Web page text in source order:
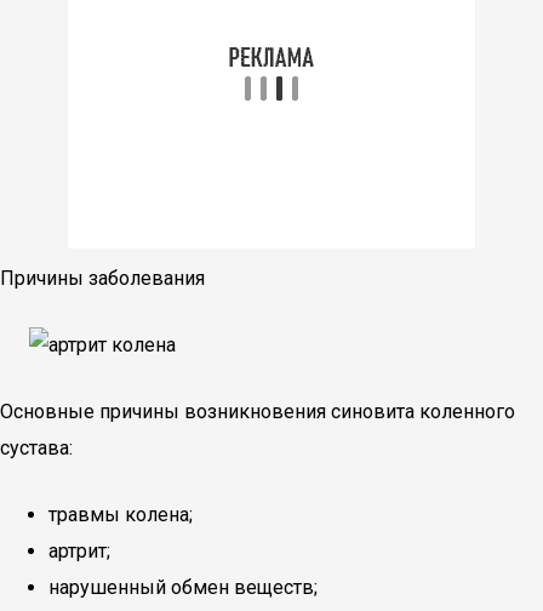
Причины заболевания
Основные причины возникновения синовита коленного
сустава:
травмы колена;
артрит;
нарушенный обмен веществ;